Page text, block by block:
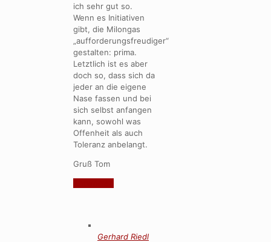
ich sehr gut so.
Wenn es Initiativen
gibt, die Milongas
„aufforderungsfreudiger“
gestalten: prima.
Letztlich ist es aber
doch so, dass sich da
jeder an die eigene
Nase fassen und bei
sich selbst anfangen
kann, sowohl was
Offenheit als auch
Toleranz anbelangt.
Gruß Tom
Gerhard Riedl